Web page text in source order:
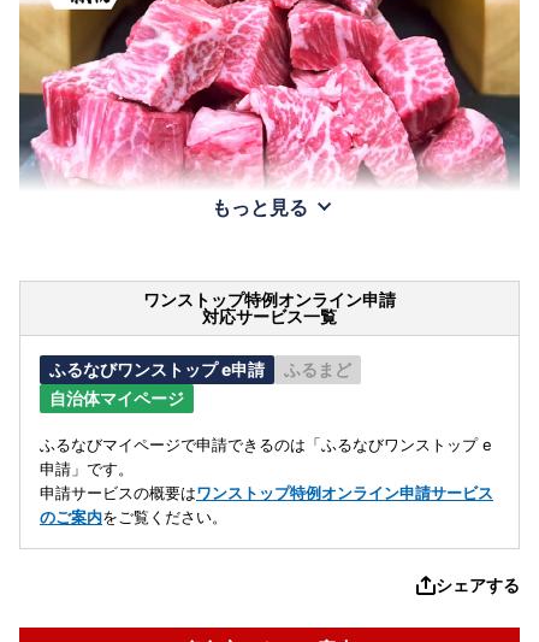
もっと見る
ワンストップ特例オンライン申請
対応サービス一覧
ふるなびワンストップ e申請
ふるまど
自治体マイページ
ふるなびマイページで申請できるのは「ふるなびワンストップ e
申請」です。
申請サービスの概要はワンストップ特例オンライン申請サービス
のご案内をご覧ください。
シェアする